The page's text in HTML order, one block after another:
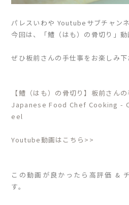
パレスいわや Youtubeサブチャン
今回は、「鱧（はも）の骨切り」動
ぜひ板前さんの手仕事をお楽しみ下
【鱧（はも）の骨切り】板前さん
Japanese Food Chef Cooking -
eel
Youtube動画はこちら>>
この動画が良かったら高評価 &
す。